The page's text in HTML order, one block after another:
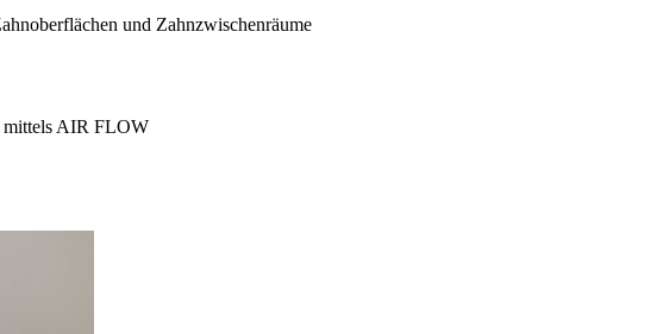
und Zahnzwischenräume
mittels AIR FLOW